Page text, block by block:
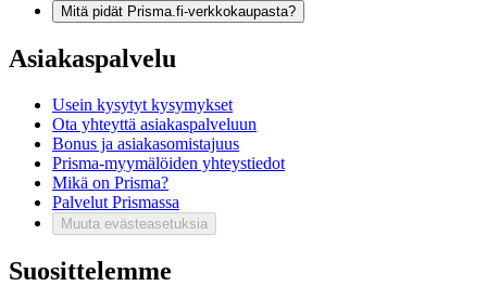
Mitä pidät Prisma.fi-verkkokaupasta?
Asiakaspalvelu
Usein kysytyt kysymykset
Ota yhteyttä asiakaspalveluun
Bonus ja asiakasomistajuus
Prisma-myymälöiden yhteystiedot
Mikä on Prisma?
Palvelut Prismassa
Muuta evästeasetuksia
Suosittelemme